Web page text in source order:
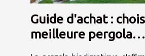
Guide d'achat :
meilleure pergola